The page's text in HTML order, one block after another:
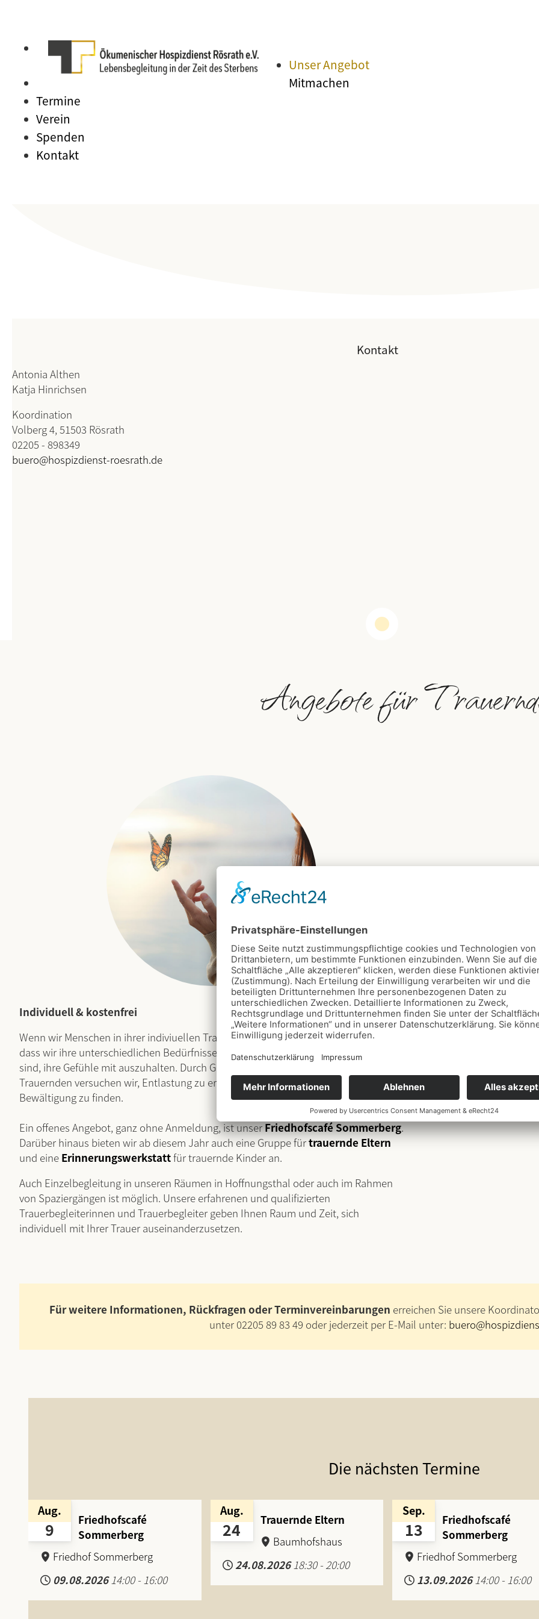
Unser Angebot
Mitmachen
Termine
Verein
Spenden
Kontakt
Kontakt
Antonia Althen
Katja Hinrichsen
Koordination
Volberg 4, 51503 Rösrath
02205 - 898349
buero@hospizdienst-roesrath.de
Angebote für
Individuell & kostenfrei
Wenn wir Menschen in ihrer indiviuellen Trauer begleiten, bedeutet das vor allem,
dass wir ihre unterschiedlichen Bedürfnisse ernst nehmen, ihnen zuhören und bereit
sind, ihre Gefühle mit auszuhalten. Durch Gespräche mit uns oder mit anderen
Trauernden versuchen wir, Entlastung zu ermöglichen und gemeinsam Wege zur
Bewältigung zu finden.
Ein offenes Angebot, ganz ohne Anmeldung, ist unserFriedhofscafé Sommerberg.
Darüber hinaus bieten wir ab diesem Jahr auch eine Gruppe fürtrauernde Eltern
und eine Erinnerungswerkstattfür trauernde Kinder an.
Auch Einzelbegleitung in unseren Räumen in Hoffnungsthal oder auch im Rahmen
von Spaziergängen ist möglich. Unsere erfahrenen und qualifizierten
Trauerbegleiterinnen und Trauerbegleiter geben Ihnen Raum und Zeit, sich
individuell mit Ihrer Trauer auseinanderzusetzen.
Für weitere Informationen, Rückfragen oder Terminvereinbarungen erreichen Sie unsere
unter 02205 89 83 49 oder jederzeit per E-Mail unter:
Die nächsten Termine
9
Aug.
Friedhofscafé
Sommerberg
Friedhof Sommerberg
09.08.2026 14:00 - 16:00
24
Aug.
Trauernde Eltern
Baumhofshaus
24.08.2026 18:30 - 20:00
13
Sep.
Friedhofscafé
Sommerberg
Friedhof Sommerberg
13.09.2026 14:00 - 16:00